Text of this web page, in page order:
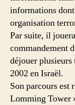
informations
organisation
Par suite, il
commandement
déjouer plusieurs
2002 en Israël.
Son parcours est
Lomming Tower